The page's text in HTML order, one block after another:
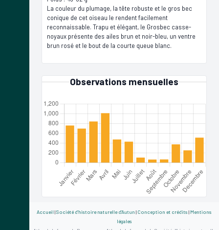
La couleur du plumage, la tête robuste et le gros bec
conique de cet oiseau le rendent facilement
reconnaissable. Trapu et élégant, le Grosbec casse-
noyaux présente des ailes brun et noir-bleu, un ventre
brun rosé et le bout de la courte queue blanc.
Observations mensuelles
Accueil |Société d'histoire naturelle d'Autun | Conception et crédits | Mentions
légales